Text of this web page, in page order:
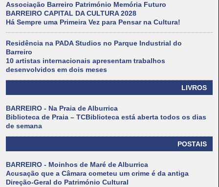
Associação Barreiro Património Memória Futuro
BARREIRO CAPITAL DA CULTURA 2028
Há Sempre uma Primeira Vez para Pensar na Cultura!
Residência na PADA Studios no Parque Industrial do
Barreiro
10 artistas internacionais apresentam trabalhos
desenvolvidos em dois meses
LIVROS
BARREIRO - Na Praia de Alburrica
Biblioteca de Praia – TCBiblioteca está aberta todos os dias
de semana
POSTAIS
BARREIRO - Moinhos de Maré de Alburrica
Acusação que a Câmara cometeu um crime é da antiga
Direção-Geral do Património Cultural